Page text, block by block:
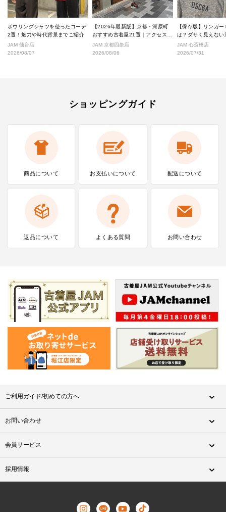
ボウリングシャツを使ったコーデ
2選！魅力や時代背景までご紹介
JAM 仙台店
2026/08/07
【2026年最新版】京都・河原町
おすすめ古着屋21選｜アクセス良
好な絶対行くべきショップ厳選！
JAM 京都四条店
2026/08/06
【保存版】リンガ
は？ダサく見えない
なし完全ガイド
JAM 心斎橋店
2026/07/31
ショッピングガイド
商品について お支払いについて 配送について
返品について よくある質問 お問い合わせ
ご利用ガイド/初めての方へ
お問い合わせ
会員サービス
採用情報